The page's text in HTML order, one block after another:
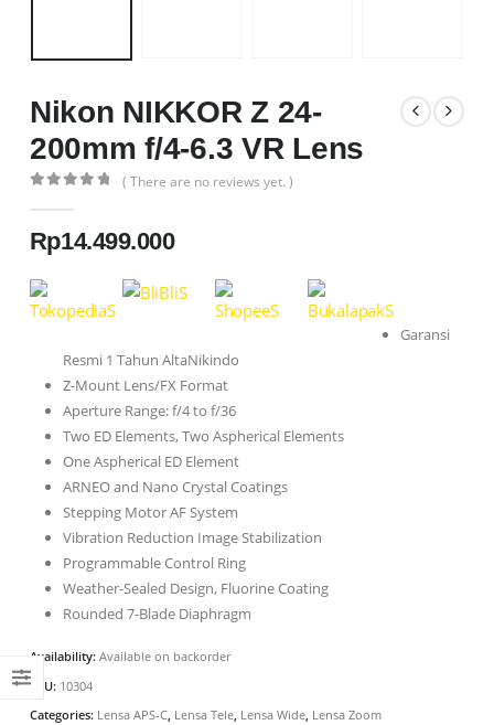
Nikon NIKKOR Z 24-
200mm f/4-6.3 VR Lens
( There are no reviews yet. )
Rp14.499.000
Garansi
Resmi 1 Tahun AltaNikindo
Z-Mount Lens/FX Format
Aperture Range: f/4 to f/36
Two ED Elements, Two Aspherical Elements
One Aspherical ED Element
ARNEO and Nano Crystal Coatings
Stepping Motor AF System
Vibration Reduction Image Stabilization
Programmable Control Ring
Weather-Sealed Design, Fluorine Coating
Rounded 7-Blade Diaphragm
Availability: Available on backorder
SKU: 10304
Categories: Lensa APS-C, Lensa Tele, Lensa Wide, Lensa Zoom